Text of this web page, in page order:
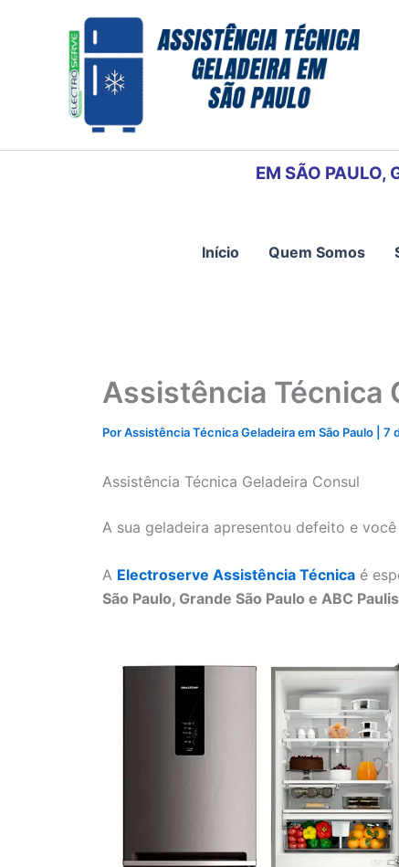
EM SÃO PAULO,
Início Quem Somos
Assistência Técnica
PorAssistência Técnica Geladeira em São Paulo 7
Assistência Técnica Geladeira Consul
A sua geladeira apresentou defeito e
A Electroserve Assistência Técnica é
São Paulo, Grande São Paulo e ABC